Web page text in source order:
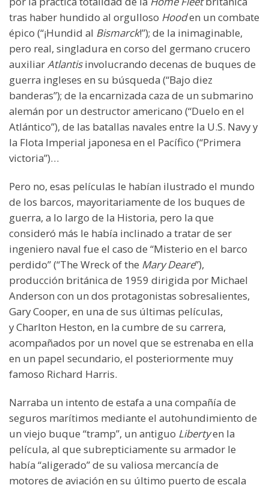
tras haber hundido al orgulloso Hooden un combate
épico (“¡Hundid al Bismarck!”); de la inimaginable,
pero real, singladura en corso del germano crucero
auxiliarAtlantisinvolucrando decenas de buques de
guerra ingleses en su búsqueda (“Bajo diez
banderas”); de la encarnizada caza de un submarino
alemán por un destructor americano (“Duelo en el
Atlántico”), de las batallas navales entre la U.S. Navy y
la Flota Imperial japonesa en el Pacífico (“Primera
victoria”)…
Pero no, esas películas le habían ilustrado el mundo
de los barcos, mayoritariamente de los buques de
guerra, a lo largo de la Historia, pero la que
consideró más le había inclinado a tratar de ser
ingeniero naval fue el caso de “Misterio en el barco
perdido” (“The Wreck of the Mary Deare”),
producción británica de 1959 dirigida por Michael
Anderson con un dos protagonistas sobresalientes,
Gary Cooper, en una de sus últimas películas,
y Charlton Heston, en la cumbre de su carrera,
acompañados por un novel que se estrenaba en ella
en un papel secundario, el posteriormente muy
famoso Richard Harris.
Narraba un intento de estafa a una compañía de
seguros marítimos mediante el autohundimiento de
un viejo buque “tramp”, un antiguo Libertyen la
película, al que subrepticiamente su armador le
había “aligerado” de su valiosa mercancía de
motores de aviación en su último puerto de escala